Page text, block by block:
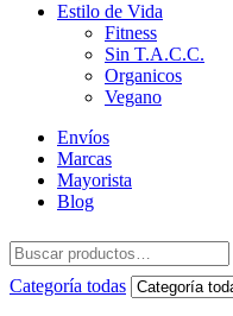
Estilo de Vida
Fitness
Sin T.A.C.C.
Organicos
Vegano
Envíos
Marcas
Mayorista
Blog
Categoría todas